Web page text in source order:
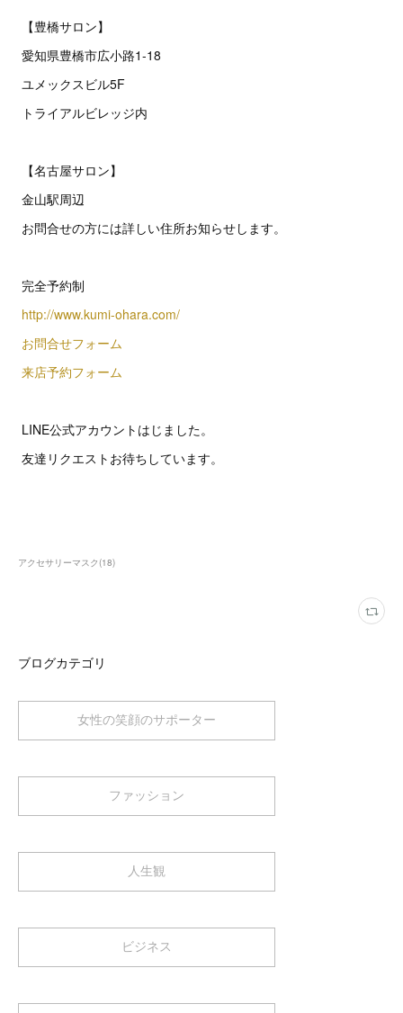
【豊橋サロン】
愛知県豊橋市広小路1-18
ユメックスビル5F
トライアルビレッジ内
【名古屋サロン】
金山駅周辺
お問合せの方には詳しい住所お知らせします。
完全予約制
http://www.kumi-ohara.com/
お問合せフォーム
来店予約フォーム
LINE公式アカウントはじました。
友達リクエストお待ちしています。
アクセサリーマスク(18)
ブログカテゴリ
女性の笑顔のサポーター
ファッション
人生観
ビジネス